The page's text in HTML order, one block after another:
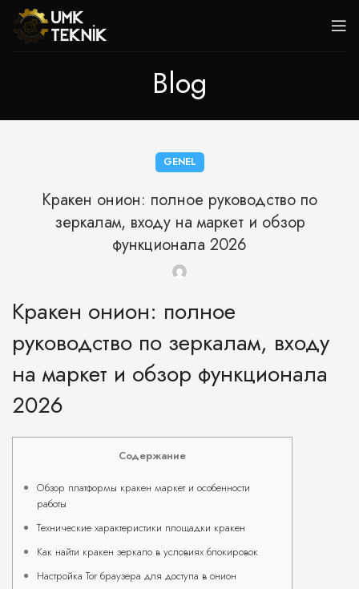
Blog
GENEL
Кракен онион: полное руководство по
зеркалам, входу на маркет и обзор
функционала 2026
Кракен онион: полное
руководство по зеркалам, входу
на маркет и обзор функционала
2026
Содержание
Обзор платформы кракен маркет и особенности
работы
Технические характеристики площадки кракен
Как найти кракен зеркало в условиях блокировок
Настройка Tor браузера для доступа в онион